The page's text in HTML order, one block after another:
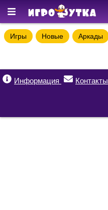
Игры Новые Аркады
Информация Контакты